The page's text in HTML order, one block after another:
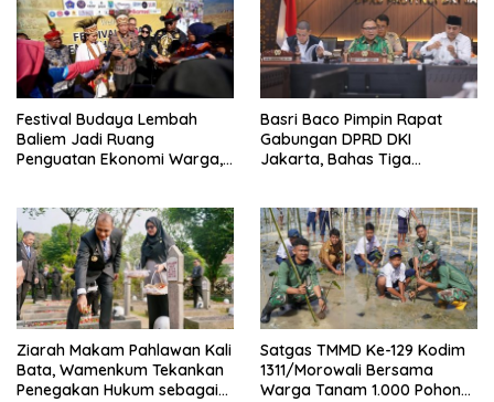
Festival Budaya Lembah
Baliem Jadi Ruang
Penguatan Ekonomi Warga,
Basri Baco Pimpin Rapat
Gabungan DPRD DKI
Jakarta, Bahas Tiga
Ziarah Makam Pahlawan Kali
Bata, Wamenkum Tekankan
Penegakan Hukum sebagai
Satgas TMMD Ke-129 Kodim
1311/Morowali Bersama
Warga Tanam 1.000 Pohon